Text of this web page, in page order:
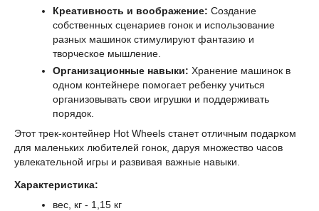
Креативность и воображение: Создание
собственных сценариев гонок и использование
разных машинок стимулируют фантазию и
творческое мышление.
Организационные навыки: Хранение машинок в
одном контейнере помогает ребенку учиться
организовывать свои игрушки и поддерживать
порядок.
Этот трек-контейнер Hot Wheels станет отличным подарком
для маленьких любителей гонок, даруя множество часов
увлекательной игры и развивая важные навыки.
Характеристика:
вес, кг - 1,15 кг